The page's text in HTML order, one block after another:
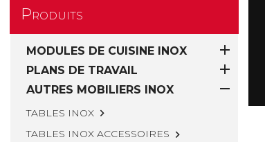
Produits
MODULES DE CUISINE INOX 
PLANS DE TRAVAIL 
AUTRES MOBILIERS INOX 
TABLES INOX 
TABLES INOX ACCESSOIRES 